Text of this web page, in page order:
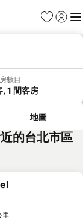
收藏夾
登入 選
數目
1 間客房
地圖
的台北市區
里